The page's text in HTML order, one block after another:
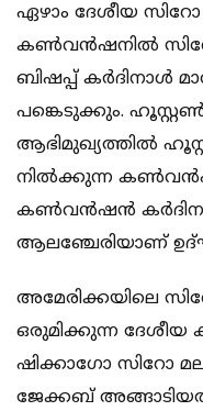
ഏഴാം ദേശീയ
കണ്‍വന്‍ഷനില്‍
ബിഷപ്പ് കര്‍ദിനാള്‍
പങ്കെടുക്കും.
ആഭിമുഖ്യത്തില്‍
നില്‍ക്കുന്ന
കണ്‍വന്‍ഷന്‍
ആലഞ്ചേരിയാണ്
അമേരിക്കയിലെ
ഒരുമിക്കുന്ന ദേശീയ
ഷിക്കാഗോ സിറോ
ജേക്കബ്